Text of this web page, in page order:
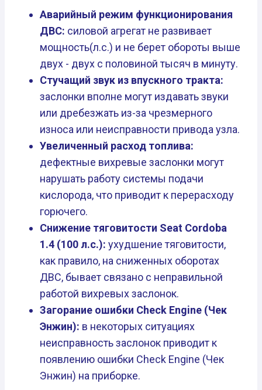
Аварийный режим функционирования
ДВС: силовой агрегат не развивает
мощность(л.с.) и не берет обороты выше
двух - двух с половиной тысяч в минуту.
Стучащий звук из впускного тракта:
заслонки вполне могут издавать звуки
или дребезжать из-за чрезмерного
износа или неисправности привода узла.
Увеличенный расход топлива:
дефектные вихревые заслонки могут
нарушать работу системы подачи
кислорода, что приводит к перерасходу
горючего.
Снижение тяговитости Seat Cordoba
1.4 (100 л.с.): ухудшение тяговитости,
как правило, на сниженных оборотах
ДВС, бывает связано с неправильной
работой вихревых заслонок.
Загорание ошибки Check Engine (Чек
Энжин): в некоторых ситуациях
неисправность заслонок приводит к
появлению ошибки Check Engine (Чек
Энжин) на приборке.